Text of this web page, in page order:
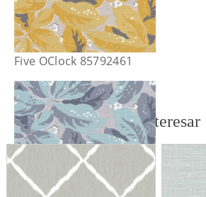
Five OClock 85792461
También te puede interesar